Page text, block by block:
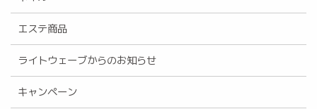
エステ商品
ライトウェーブからのお知らせ
キャンペーン